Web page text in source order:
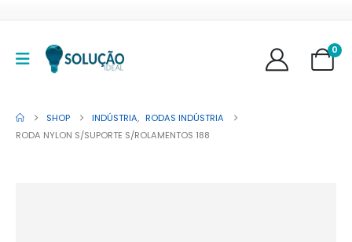
0
SHOP INDÚSTRIA, RODAS INDÚSTRIA
RODA NYLON S/SUPORTE S/ROLAMENTOS 188